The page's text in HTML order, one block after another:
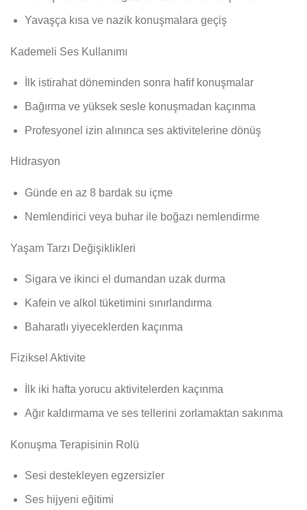
Yavaşça kısa ve nazik konuşmalara geçiş
Kademeli Ses Kullanımı
İlk istirahat döneminden sonra hafif konuşmalar
Bağırma ve yüksek sesle konuşmadan kaçınma
Profesyonel izin alınınca ses aktivitelerine dönüş
Hidrasyon
Günde en az 8 bardak su içme
Nemlendirici veya buhar ile boğazı nemlendirme
Yaşam Tarzı Değişiklikleri
Sigara ve ikinci el dumandan uzak durma
Kafein ve alkol tüketimini sınırlandırma
Baharatlı yiyeceklerden kaçınma
Fiziksel Aktivite
İlk iki hafta yorucu aktivitelerden kaçınma
Ağır kaldırmama ve ses tellerini zorlamaktan sakınma
Konuşma Terapisinin Rolü
Sesi destekleyen egzersizler
Ses hijyeni eğitimi